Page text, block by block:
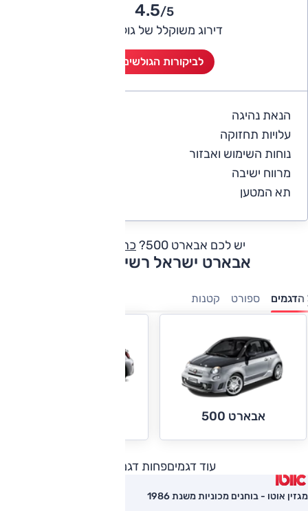
4.5/5
דירוג משוקלל של גולשי אוטו
לביקורות הגולשים (2)
הנאת נהיגה
עלויות תחזוקה
נוחות השימוש ואבזור
מרווח ישיבה
תא המטען
יש לכם אבארט 500? כתבו חוות דעת
אבארט ישראל רשימת דגמים
הדגמים ספורט קטנות
אבארט 500
עוד דגמיםפחות דגמים
מגזין אוטו - בוחנים מכוניות משנת 1986